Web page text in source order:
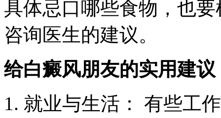
具体忌口哪些食物，也
咨询医生的建议。
给白癜风朋友的实用建议
1. 就业与生活： 有些工